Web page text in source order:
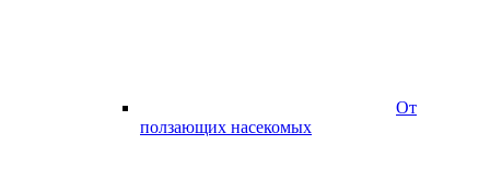
От
ползающих насекомых